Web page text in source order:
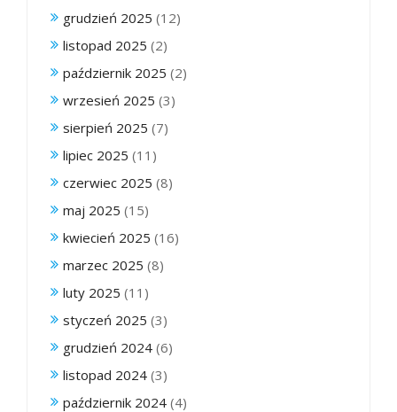
grudzień 2025 (12)
listopad 2025 (2)
październik 2025 (2)
wrzesień 2025 (3)
sierpień 2025 (7)
lipiec 2025 (11)
czerwiec 2025 (8)
maj 2025 (15)
kwiecień 2025 (16)
marzec 2025 (8)
luty 2025 (11)
styczeń 2025 (3)
grudzień 2024 (6)
listopad 2024 (3)
październik 2024 (4)